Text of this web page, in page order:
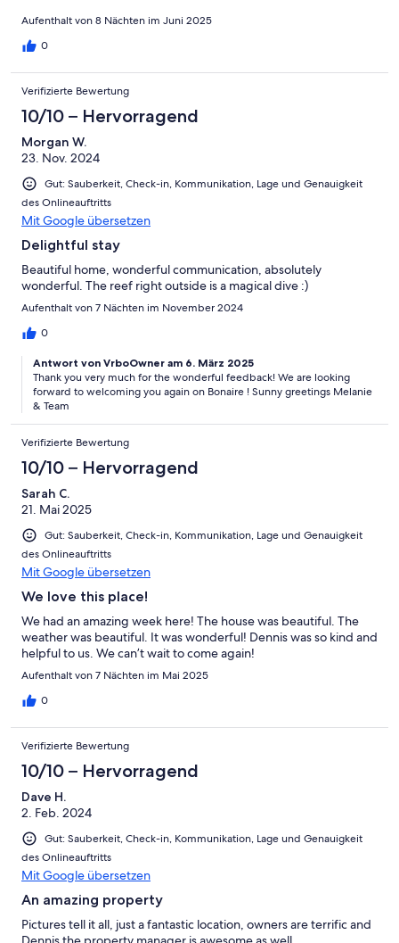
Aufenthalt von 8 Nächten im Juni 2025
0
Verifizierte Bewertung
10/10 – Hervorragend
Morgan W.
23. Nov. 2024
Gut: Sauberkeit, Check-in, Kommunikation, Lage und Genauigkeit
des Onlineauftritts
Mit Google übersetzen
Delightful stay
Beautiful home, wonderful communication, absolutely
wonderful. The reef right outside is a magical dive :)
Aufenthalt von 7 Nächten im November 2024
0
Antwort von VrboOwner am 6. März 2025
Thank you very much for the wonderful feedback! We are looking
forward to welcoming you again on Bonaire ! Sunny greetings Melanie
& Team
Verifizierte Bewertung
10/10 – Hervorragend
Sarah C.
21. Mai 2025
Gut: Sauberkeit, Check-in, Kommunikation, Lage und Genauigkeit
des Onlineauftritts
Mit Google übersetzen
We love this place!
We had an amazing week here! The house was beautiful. The
weather was beautiful. It was wonderful! Dennis was so kind and
helpful to us. We can’t wait to come again!
Aufenthalt von 7 Nächten im Mai 2025
0
Verifizierte Bewertung
10/10 – Hervorragend
Dave H.
2. Feb. 2024
Gut: Sauberkeit, Check-in, Kommunikation, Lage und Genauigkeit
des Onlineauftritts
Mit Google übersetzen
An amazing property
Pictures tell it all, just a fantastic location, owners are terrific and